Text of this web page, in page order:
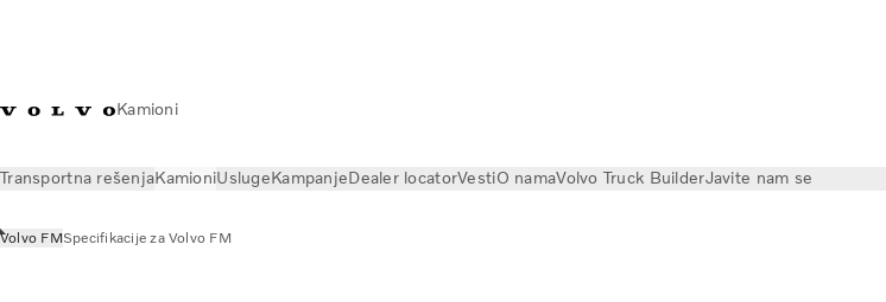
Kamioni
Transportna rešenjaKamioniUslugeKampanjeDealer locatorVestiO namaVolvo Truck BuilderJavite nam se
Volvo FMSpecifikacije za Volvo FM